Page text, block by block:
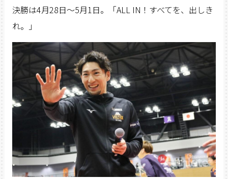
決勝は4月28日〜5月1日。「ALL IN！すべてを、出しき
れ。」